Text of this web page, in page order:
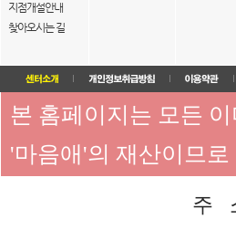
지점개설안내
찾아오시는 길
본 홈페이지는 모든
'마음애'의 재산이므
주